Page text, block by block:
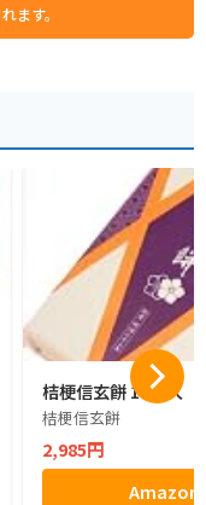
ます。
桔梗信玄餅 10個入
桔梗信玄餅
2,985円
Amazon